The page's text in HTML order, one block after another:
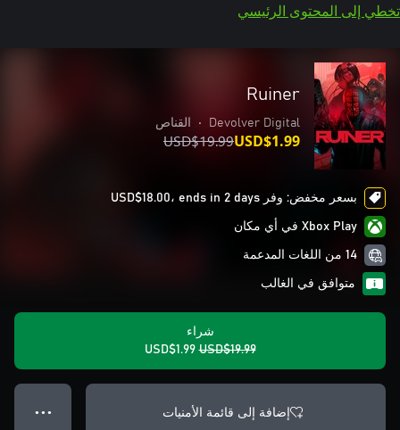
تخطي إلى المحتوى الرئيسي
Ruiner
Devolver Digital
• القناص
USD$19.99USD$1.99
بسعر مخفض: وفر USD$18.00، ends in 2 days
Xbox Play في أي مكان
14 من اللغات المدعمة
متوافق في الغالب
شراء
USD$19.99
USD$1.99
إضافة إلى قائمة الأمنيات ● ● ●